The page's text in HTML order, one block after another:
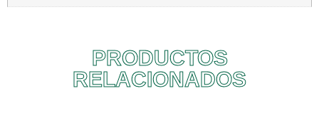
PRODUCTOS
RELACIONADOS